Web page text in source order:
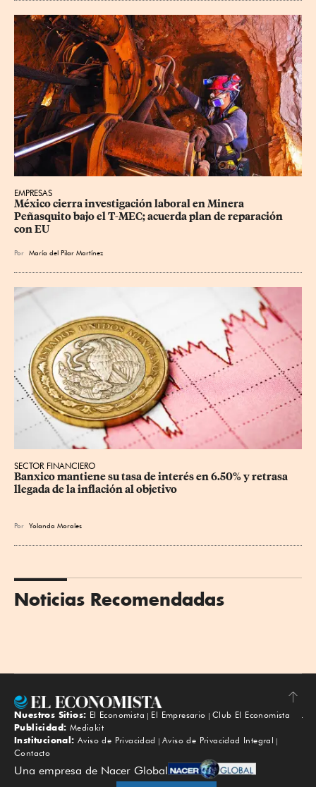
EMPRESAS
México cierra investigación laboral en Minera
Peñasquito bajo el T-MEC; acuerda plan de reparación
con EU
Por María del Pilar Martínez
SECTOR FINANCIERO
Banxico mantiene su tasa de interés en 6.50% y retrasa
llegada de la inflación al objetivo
Por Yolanda Morales
Noticias Recomendadas
Subir
Nuestros Sitios: El Economista El Empresario
Club El Economista
Publicidad: Mediakit
Institucional: Aviso de Privacidad
Aviso de Privacidad Integral
Contacto
Una empresa de Nacer Global